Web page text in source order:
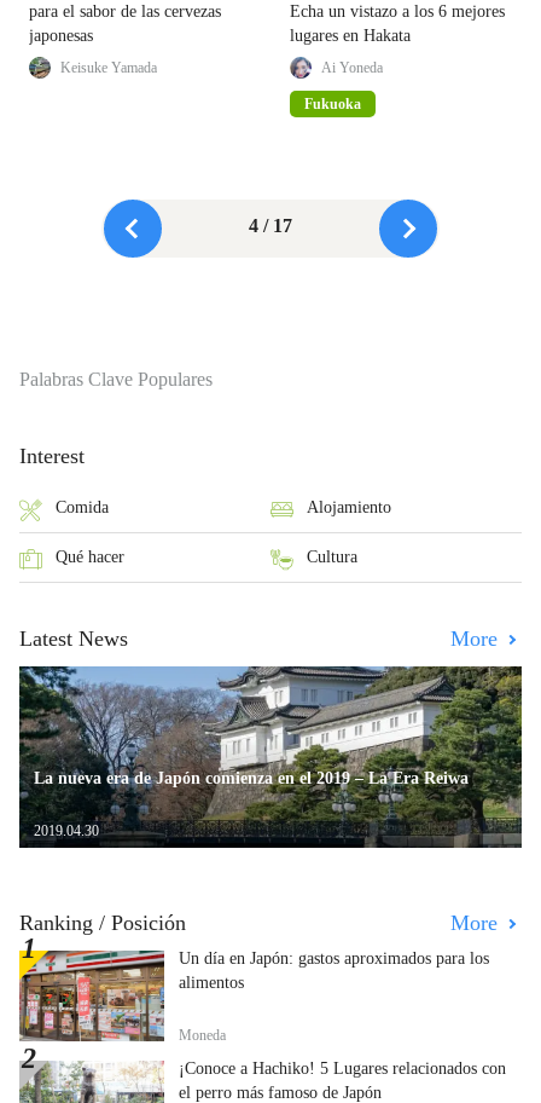
para el sabor de las cervezas
japonesas
Keisuke Yamada
Echa un vistazo a los 6 mejores
lugares en Hakata
Ai Yoneda
Fukuoka
4 / 17
Palabras Clave Populares
Interest
Comida Alojamiento
Qué hacer Cultura
Latest News More
La nueva era de Japón comienza en el 2019 – La Era Reiwa
2019.04.30
Ranking / Posición More
Un día en Japón: gastos aproximados para los
alimentos
Moneda
¡Conoce a Hachiko! 5 Lugares relacionados con
el perro más famoso de Japón